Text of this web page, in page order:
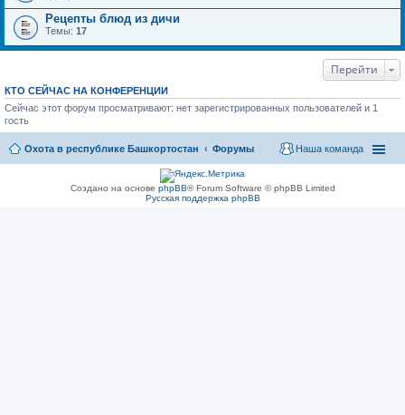
Рецепты блюд из дичи
Темы: 17
Перейти
КТО СЕЙЧАС НА КОНФЕРЕНЦИИ
Сейчас этот форум просматривают: нет зарегистрированных пользователей и 1
гость
Охота в республике Башкортостан Форумы Наша команда
Создано на основе phpBB® Forum Software © phpBB Limited
Русская поддержка phpBB